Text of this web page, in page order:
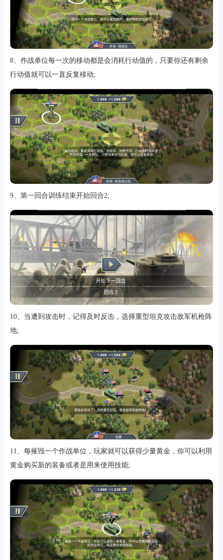
8、作战单位每一次的移动都是会消耗行动值的，只要你还有剩余
行动值就可以一直反复移动;
9、第一回合训练结束开始回合2;
10、当遭到攻击时，记得及时反击，选择重型坦克攻击敌军机枪阵
地;
11、每摧毁一个作战单位，玩家就可以获得少量黄金，你可以利用
黄金购买新的装备或者是用来使用技能;